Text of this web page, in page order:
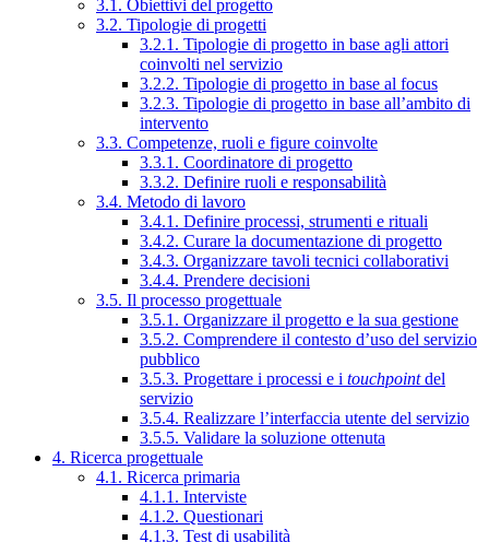
3.1. Obiettivi del progetto
3.2. Tipologie di progetti
3.2.1. Tipologie di progetto in base agli attori
coinvolti nel servizio
3.2.2. Tipologie di progetto in base al focus
3.2.3. Tipologie di progetto in base all’ambito di
intervento
3.3. Competenze, ruoli e figure coinvolte
3.3.1. Coordinatore di progetto
3.3.2. Definire ruoli e responsabilità
3.4. Metodo di lavoro
3.4.1. Definire processi, strumenti e rituali
3.4.2. Curare la documentazione di progetto
3.4.3. Organizzare tavoli tecnici collaborativi
3.4.4. Prendere decisioni
3.5. Il processo progettuale
3.5.1. Organizzare il progetto e la sua gestione
3.5.2. Comprendere il contesto d’uso del servizio
pubblico
3.5.3. Progettare i processi e i touchpointdel
servizio
3.5.4. Realizzare l’interfaccia utente del servizio
3.5.5. Validare la soluzione ottenuta
4. Ricerca progettuale
4.1. Ricerca primaria
4.1.1. Interviste
4.1.2. Questionari
4.1.3. Test di usabilità